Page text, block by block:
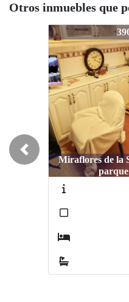
Otros inmuebles que
390.000 €
Miraflores de la Sierra /
parque Miraflores
b2972
Previous